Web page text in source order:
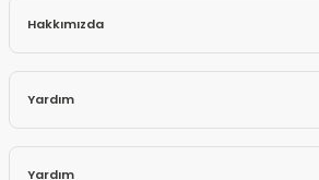
Hakkımızda
Yardım
Yardım